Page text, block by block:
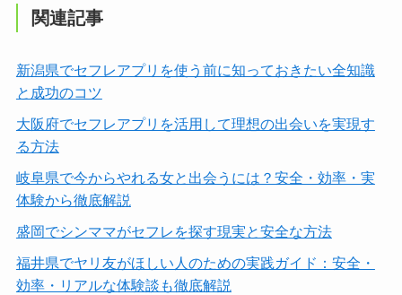
関連記事
新潟県でセフレアプリを使う前に知っておきたい全知識
と成功のコツ
大阪府でセフレアプリを活用して理想の出会いを実現す
る方法
岐阜県で今からやれる女と出会うには？安全・効率・実
体験から徹底解説
盛岡でシンママがセフレを探す現実と安全な方法
福井県でヤリ友がほしい人のための実践ガイド：安全・
効率・リアルな体験談も徹底解説